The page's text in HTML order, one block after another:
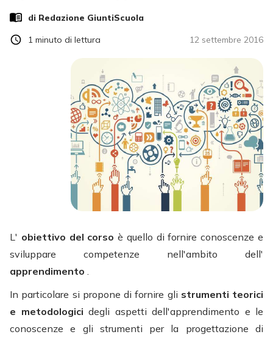
di Redazione GiuntiScuola
12 settembre 2016
1 minuto di lettura
L' obiettivo del corsoè quello di fornire conoscenze e
sviluppare competenze nell'ambito dell'
apprendimento .
In particolare si propone di fornire gli strumenti teorici
e metodologici degli aspetti dell'apprendimento e le
conoscenze e gli strumenti per la progettazione di